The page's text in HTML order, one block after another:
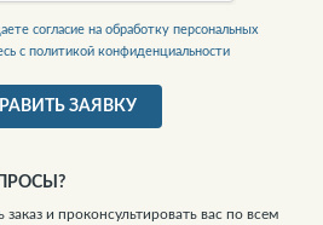
согласие на обработку персональных
c политикой конфиденциальности
ЗАЯВКУ
и проконсультировать вас по всем